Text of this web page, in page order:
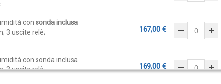
con sonda inclusa
3 uscite relè;
167,00 €
con sonda inclusa
3 uscite relè;
169,00 €